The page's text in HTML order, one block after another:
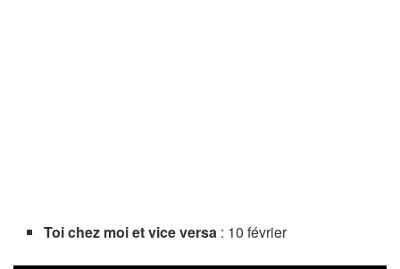
Toi chez moi et vice versa : 10 février